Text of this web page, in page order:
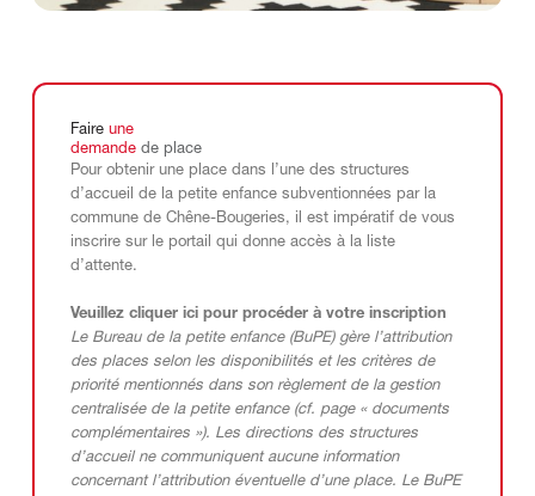
Faire une
demande de place
Pour obtenir une place dans l’une des structures
d’accueil de la petite enfance subventionnées par la
commune de Chêne-Bougeries, il est impératif de vous
inscrire sur le portail qui donne accès à la liste
d’attente.
Veuillez cliquer ici pour procéder à votre inscription
Le Bureau de la petite enfance (BuPE) gère l’attribution
des places selon les disponibilités et les critères de
priorité mentionnés dans son règlement de la gestion
centralisée de la petite enfance (cf. page « documents
complémentaires »). Les directions des structures
d’accueil ne communiquent aucune information
concernant l’attribution éventuelle d’une place. Le BuPE